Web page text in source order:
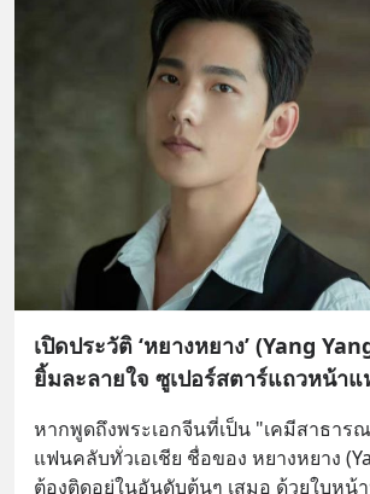
เปิดประวัติ ‘หยางหยาง’ (Yang
ยิ้มละลายใจ ซูเปอร์สตาร์แถวหน้าแ
หากพูดถึงพระเอกจีนที่เป็น "เคมีสาธาร
แฟนคลับทั่วเอเชีย ชื่อของ หยางหยาง
ต้องติดอยู่ในอันดับต้นๆ เสมอ ด้วยใบหน้